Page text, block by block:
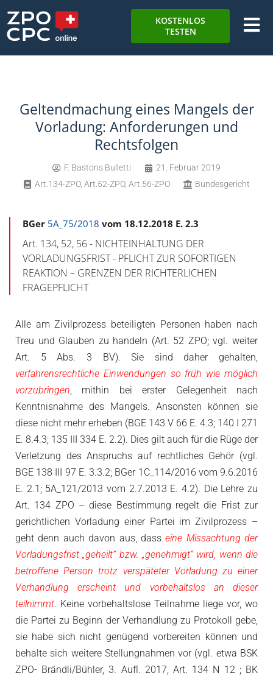
KOSTENLOS
TESTEN
Geltendmachung eines Mangels der
Vorladung: Anforderungen und
Rechtsfolgen
F. Bastons Bulletti
21. Februar 2019
Art.134-ZPO, Art.52-ZPO, Art.56-ZPO Bundesgericht
BGer 5A_75/2018 vom 18.12.2018 E. 2.3
Art. 134, 52, 56 - NICHTEINHALTUNG DER
VORLADUNGSFRIST - PFLICHT ZUR SOFORTIGEN
REAKTION – GRENZEN DER RICHTERLICHEN
FRAGEPFLICHT
Alle am Zivilprozess beteiligten Personen haben nach
Treu und Glauben zu handeln (Art. 52 ZPO; vgl. weiter
Art. 5 Abs. 3 BV). Sie sind daher gehalten,
verfahrensrechtliche Einwendungen so früh wie möglich
vorzubringen, mithin bei erster Gelegenheit nach
Kenntnisnahme des Mangels. Ansonsten können sie
diese nicht mehr erheben (BGE 143 V 66 E. 4.3; 140 I 271
E. 8.4.3; 135 III 334 E. 2.2). Dies gilt auch für die Rüge der
Verletzung des Anspruchs auf rechtliches Gehör (vgl.
BGE 138 III 97 E. 3.3.2; BGer 1C_114/2016 vom 9.6.2016
E. 2.1; 5A_121/2013 vom 2.7.2013 E. 4.2). Die Lehre zu
Art. 134 ZPO – diese Bestimmung regelt die Frist zur
gerichtlichen Vorladung einer Partei im Zivilprozess –
geht denn auch davon aus, dasseine Missachtung der
Vorladungsfrist „geheilt“ bzw. „genehmigt“ wird, wenn die
betroffene Person trotz verspäteter Vorladung zu einer
Verhandlung erscheint und vorbehaltslos an dieser
teilnimmt. Keine vorbehaltslose Teilnahme liege vor, wo
die Partei zu Beginn der Verhandlung zu Protokoll gebe,
sie habe sich nicht genügend vorbereiten können und
behalte sich weitere Stellungnahmen vor (vgl. etwa BSK
ZPO- Brändli/Bühler, 3. Aufl. 2017, Art. 134 N 12 ; BK